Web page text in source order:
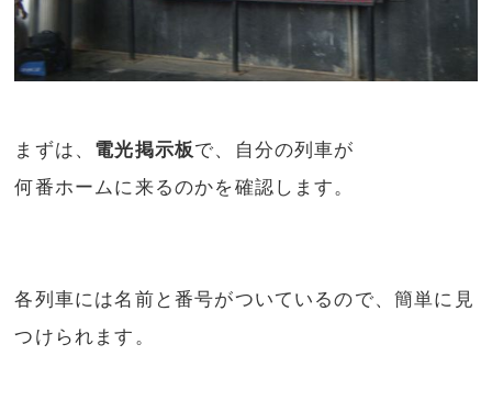
まずは、 電光掲示板で、自分の列車が
何番ホームに来るのかを確認します。
各列車には名前と番号がついているので、簡単に見
つけられます。